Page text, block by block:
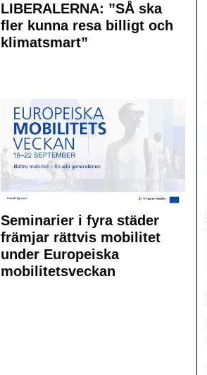
LIBERALERNA: ”SÅ ska
fler kunna resa billigt och
klimatsmart”
Seminarier i fyra städer
främjar rättvis mobilitet
under Europeiska
mobilitetsveckan